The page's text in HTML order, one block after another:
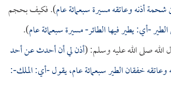
أذنه وعاتقه مسيرة سبعمائة عام). فكيف بحجم
-أي: يطير فيها الطائر- مسيرة سبعمائة عام).
صلى الله عليه وسلم: (أذن لي أن أحدث عن أحد
خفقان الطير سبعمائة عام، يقول -أي: الملك-: